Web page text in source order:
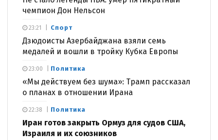
чемпион Дон Нельсон
Спорт
Дзюдоисты Азербайджана взяли семь
медалей и вошли в тройку Кубка Европы
23:21
Политика
«Мы действуем без шума»: Трамп рассказал
о планах в отношении Ирана
23:00
Политика
Иран готов закрыть Ормуз для судов США,
Израиля и их союзников
22:38